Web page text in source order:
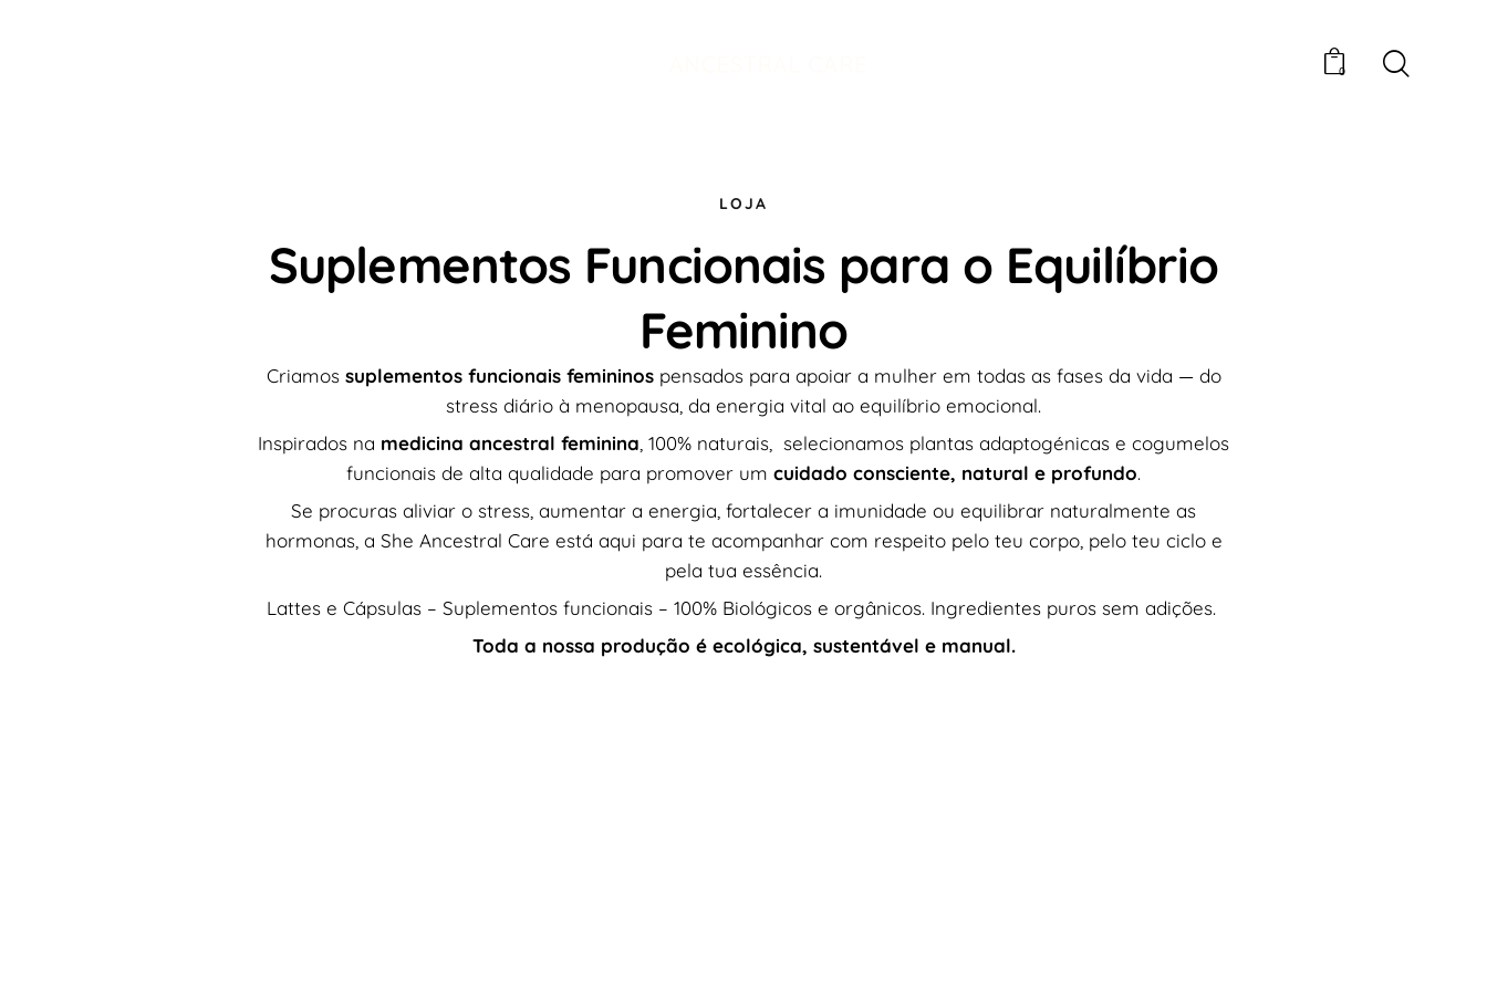
0
LOJA
Suplementos Funcionais para o Equilíbrio
Feminino
Criamos suplementos funcionais femininospensados para apoiar a mulher em todas as fases da vida — do
stress diário à menopausa, da energia vital ao equilíbrio emocional.
Inspirados na medicina ancestral feminina, 100% naturais, selecionamos plantas adaptogénicas e cogumelos
funcionais de alta qualidade para promover um cuidado consciente, natural e profundo.
Se procuras aliviar o stress, aumentar a energia, fortalecer a imunidade ou equilibrar naturalmente as
hormonas, a She Ancestral Care está aqui para te acompanhar com respeito pelo teu corpo, pelo teu ciclo e
pela tua essência.
Lattes e Cápsulas – Suplementos funcionais – 100% Biológicos e orgânicos. Ingredientes puros sem adições.
Toda a nossa produção é ecológica, sustentável e manual.